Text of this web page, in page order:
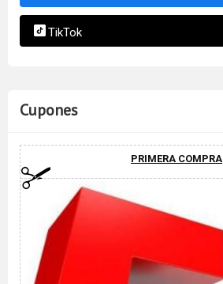
TikTok
Cupones
PRIMERA COMPRA